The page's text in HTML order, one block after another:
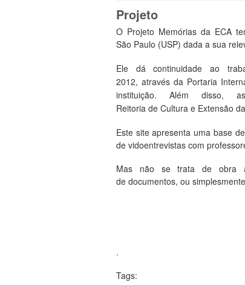
Projeto
O Projeto Memórias da ECA
São Paulo (USP) dada a sua
Ele dá continuidade ao
2012,através da Portaria
instituição. Além disso, as
Reitoria de Cultura e Extensão da
Este siteapresenta uma base
de vidoentrevistas com
Mas não se trata de obra
de documentos, ou
.
Tags: